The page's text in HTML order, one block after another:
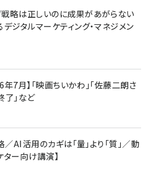
略は正しいのに成果があがらない
ジタルマーケティング・マネジメン
年7月】「映画ちいかわ」「佐藤二朗さ
了」など
AI活用のカギは「量」より「質」／動
ー向け講演】